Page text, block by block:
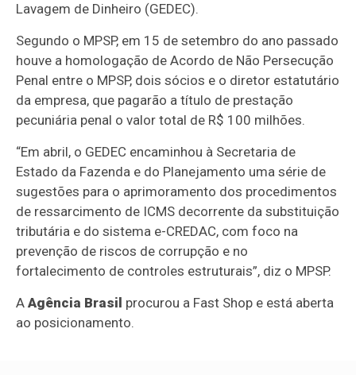
Lavagem de Dinheiro (GEDEC).
Segundo o MPSP, em 15 de setembro do ano passado
houve a homologação de Acordo de Não Persecução
Penal entre o MPSP, dois sócios e o diretor estatutário
da empresa, que pagarão a título de prestação
pecuniária penal o valor total de R$ 100 milhões.
“Em abril, o GEDEC encaminhou à Secretaria de
Estado da Fazenda e do Planejamento uma série de
sugestões para o aprimoramento dos procedimentos
de ressarcimento de ICMS decorrente da substituição
tributária e do sistema e-CREDAC, com foco na
prevenção de riscos de corrupção e no
fortalecimento de controles estruturais”, diz o MPSP.
AAgência Brasil procurou a Fast Shop e está aberta
ao posicionamento.